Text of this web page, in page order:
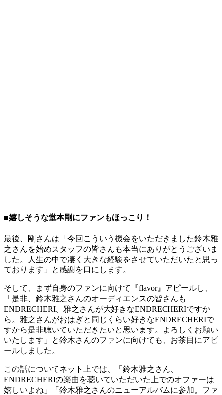
■嬉しそうな堂本剛にファンもほっこり！
最後、剛さんは「今回こういう機会をいただきました鈴木雅
之さんを始めスタッフの皆さんも本当にありがとうございま
した。人生の中で凄く大きな経験をさせていただいたと思っ
ております」と感謝を口にします。
そして、まず自身のファンに向けて『flavor』アピールし、
「是非、鈴木雅之さんのオーディエンスの皆さんも
ENDRECHERI、雅之さんが大好きなENDRECHERIですか
ら。雅之さんがおはぎと同じくらい好きなENDRECHERIで
すから是非聴いていただきたいと思います。よろしくお願い
いたします」と鈴木さんのファンに向けても、お茶目にアピ
ールしました。
この話についてネット上では、「鈴木雅之さん、
ENDRECHERIの楽曲を聴いていただいた上でのオファーは
嬉しいよね」「鈴木雅之さんのニューアルバムに参加。ファ